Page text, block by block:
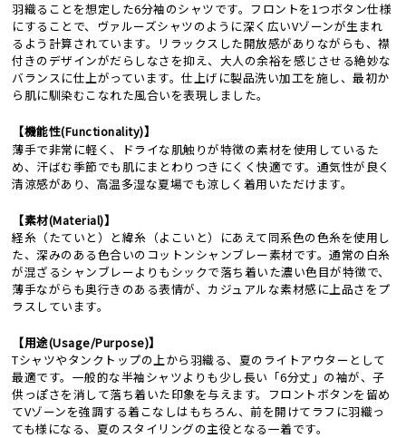
羽織ることを想定した6分袖のシャツです。フロントを1つボタン仕様
にすることで、ヴァルーズシャツのように深く広いVゾーンが生まれ
るよう計算されています。リラックスした開放感がありながらも、襟
付きのデザインがだらしなさを抑え、大人の余裕を感じさせる絶妙な
バランスに仕上がっています。仕上げに製品洗い加工を施し、最初か
ら肌に馴染むこなれた風合いを表現しました。
【機能性(Functionality)】
薄手で非常に軽く、ドライな肌触りが特徴の素材を使用しているた
め、汗ばむ季節でも肌にまとわりつきにくく快適です。通気性が良く
清涼感があり、高温多湿な夏場でも涼しく着用いただけます。
【素材(Material)】
経糸（たていと）と緯糸（よこいと）にあえて同系色の色糸を使用し
た、深みのある色合いのコットンシャンブレー素材です。通常の白糸
が混ざるシャンブレーよりもシックで落ち着いた濃い色目が特徴で、
薄手ながらも奥行きのある表情が、カジュアルな素材感に上品さをプ
ラスしています。
【用途(Usage/Purpose)】
Tシャツやタンクトップの上から羽織る、夏のライトアウターとして
最適です。一般的な半袖シャツよりも少し長い「6分丈」の袖が、子
供っぽさを消して落ち着いた印象を与えます。フロントボタンを留め
てVゾーンを強調する着こなしはもちろん、前を開けてラフに羽織っ
ても様になる、夏のスタイリングの主役となる一着です。